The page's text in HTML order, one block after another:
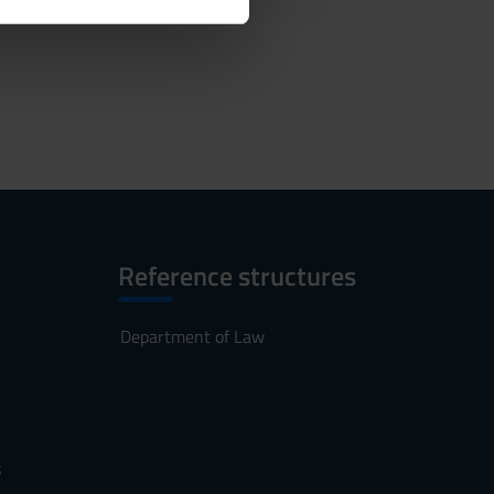
Reference structures
Department of Law